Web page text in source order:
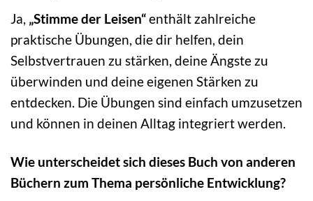
Ja, „Stimme der Leisen“enthält zahlreiche
praktische Übungen, die dir helfen, dein
Selbstvertrauen zu stärken, deine Ängste zu
überwinden und deine eigenen Stärken zu
entdecken. Die Übungen sind einfach umzusetzen
und können in deinen Alltag integriert werden.
Wie unterscheidet sich dieses Buch von anderen
Büchern zum Thema persönliche Entwicklung?